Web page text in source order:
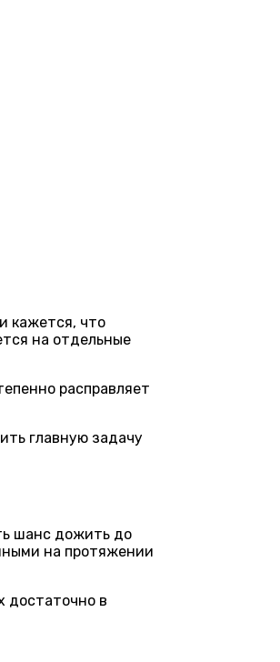
кажется, что
на отдельные
расправляет
главную задачу
шанс дожить до
на протяжении
достаточно в